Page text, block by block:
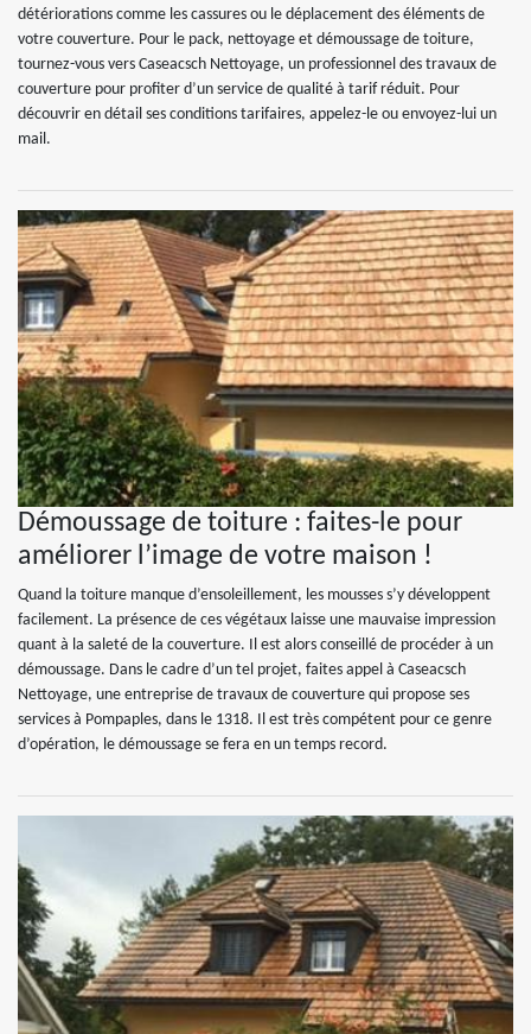
détériorations comme les cassures ou le déplacement des éléments de
votre couverture. Pour le pack, nettoyage et démoussage de toiture,
tournez-vous vers Caseacsch Nettoyage, un professionnel des travaux de
couverture pour profiter d’un service de qualité à tarif réduit. Pour
découvrir en détail ses conditions tarifaires, appelez-le ou envoyez-lui un
mail.
Démoussage de toiture : faites-le pour
améliorer l’image de votre maison !
Quand la toiture manque d’ensoleillement, les mousses s’y développent
facilement. La présence de ces végétaux laisse une mauvaise impression
quant à la saleté de la couverture. Il est alors conseillé de procéder à un
démoussage. Dans le cadre d’un tel projet, faites appel à Caseacsch
Nettoyage, une entreprise de travaux de couverture qui propose ses
services à Pompaples, dans le 1318. Il est très compétent pour ce genre
d’opération, le démoussage se fera en un temps record.